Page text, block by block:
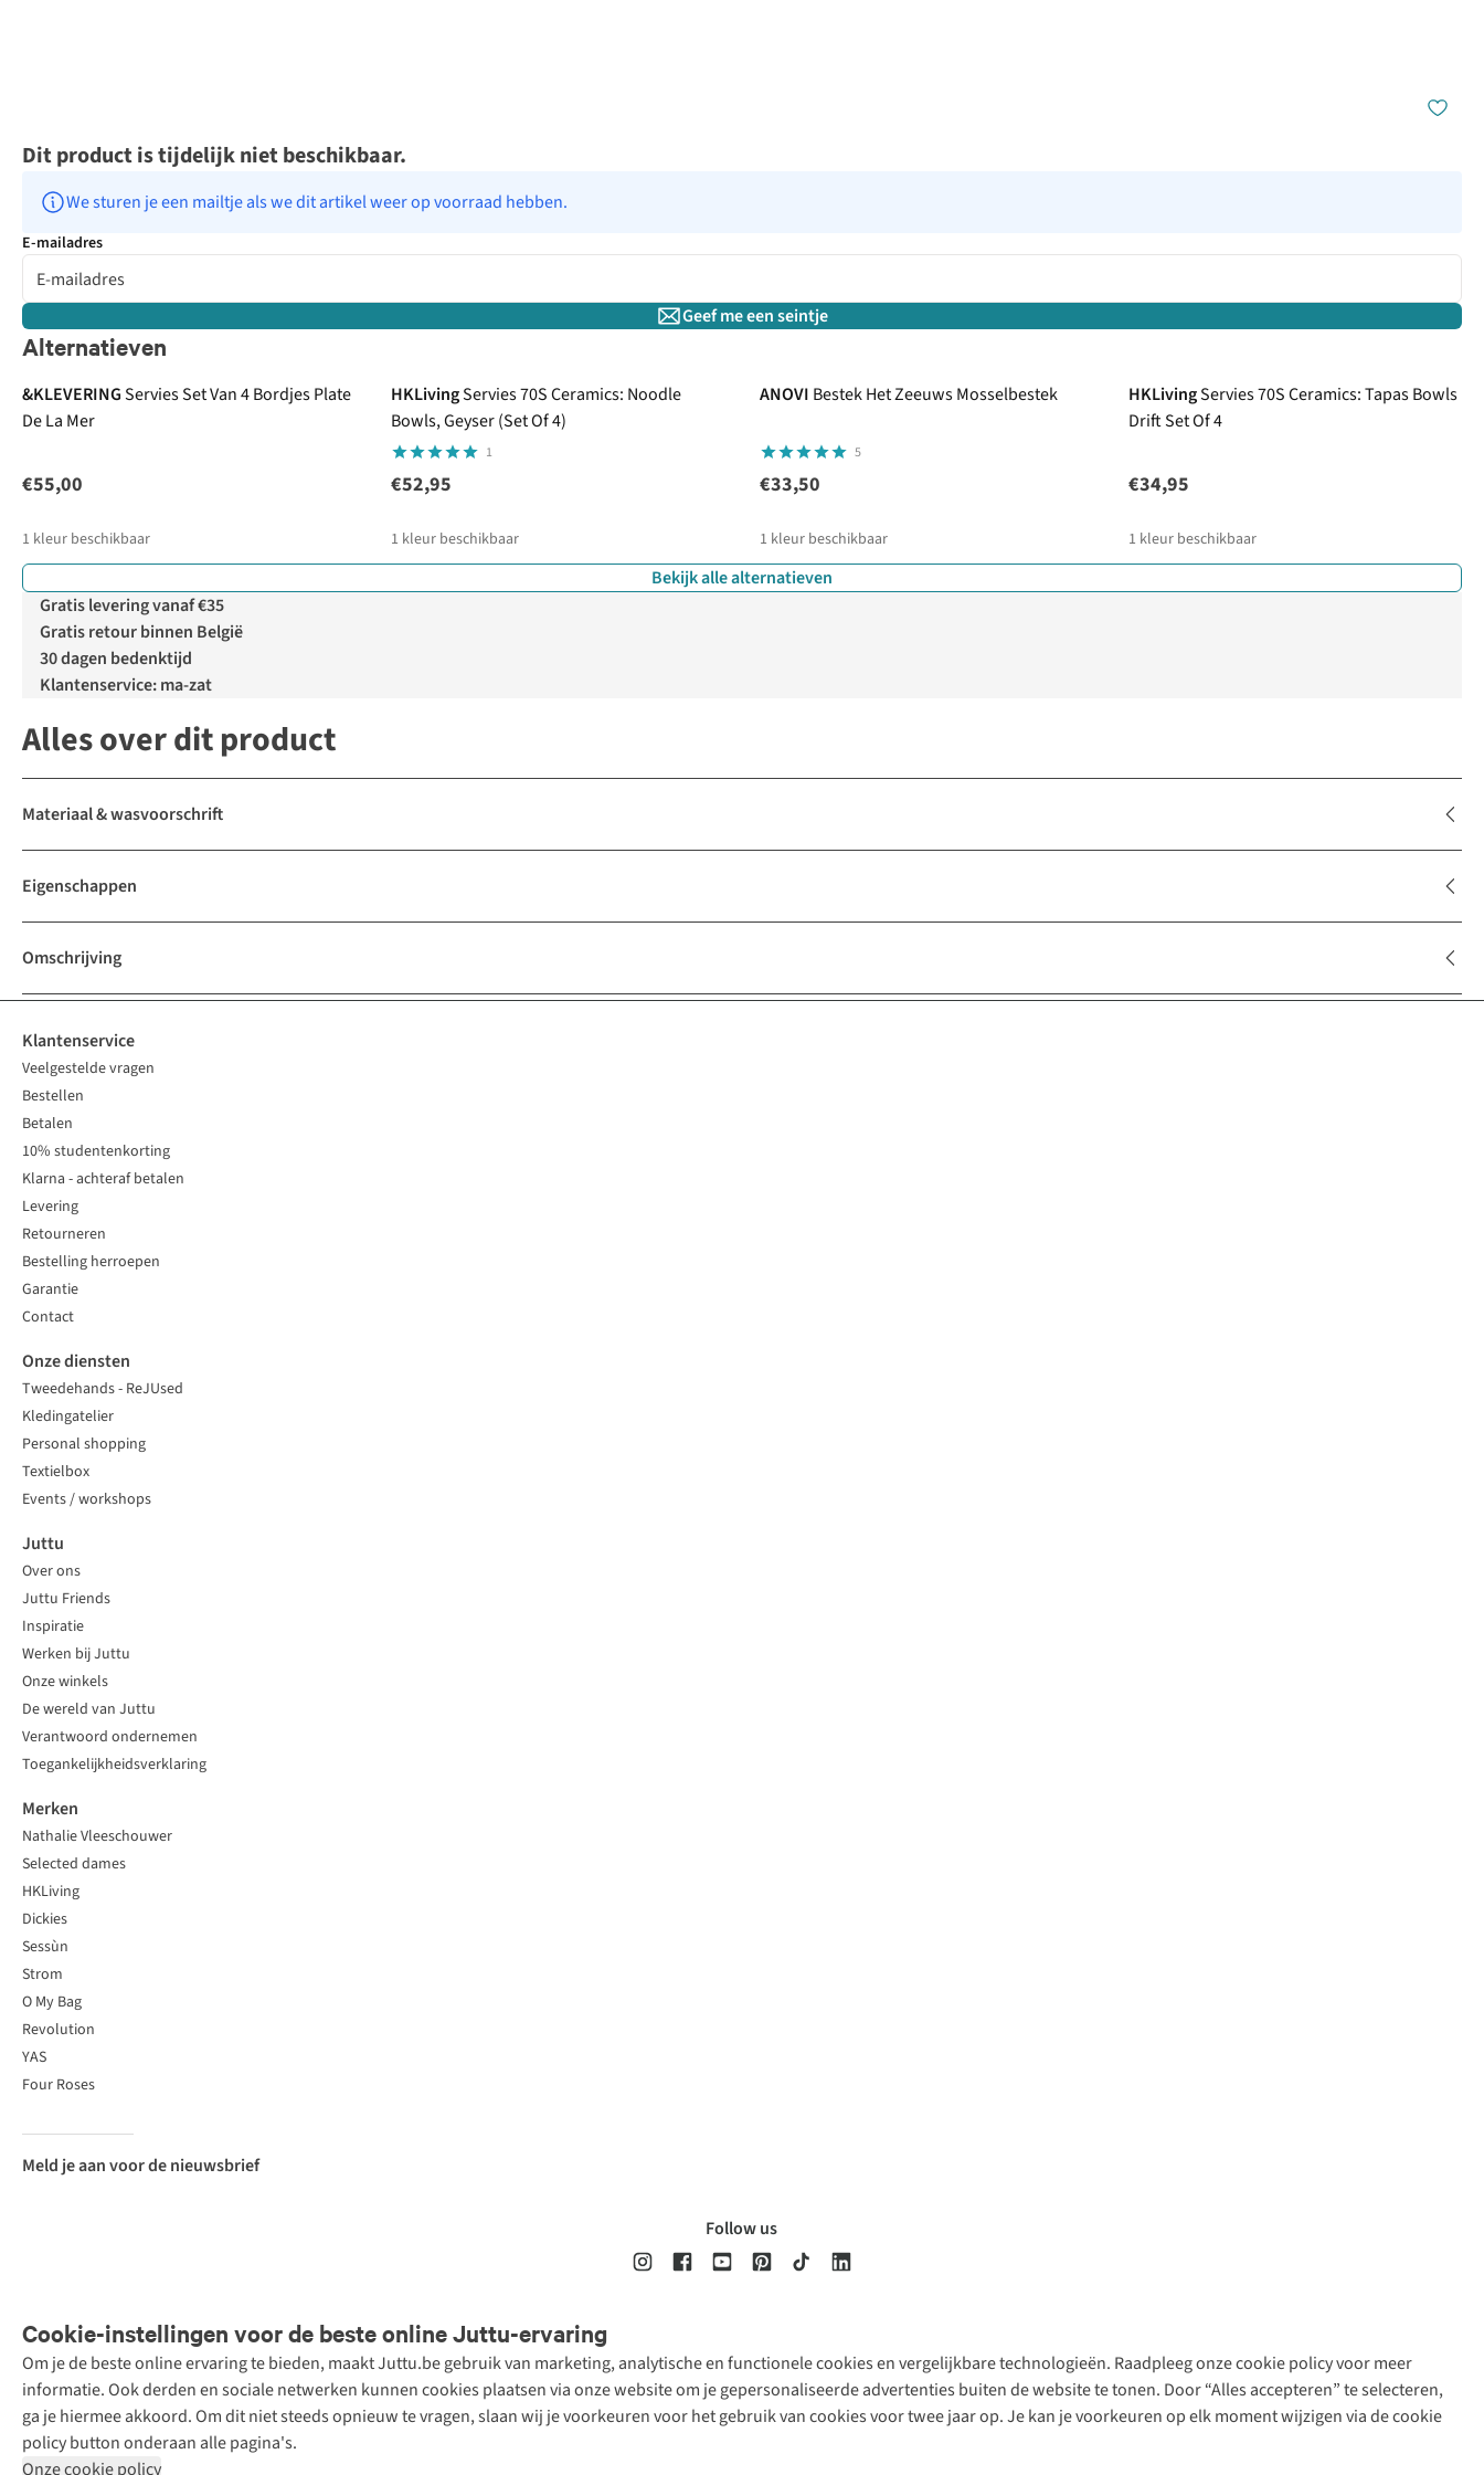
Dit product is tijdelijk niet beschikbaar.
We sturen je een mailtje als we dit artikel weer op voorraad hebben.
E-mailadres
Geef me een seintje
Alternatieven
&KLEVERINGServies Set Van 4 Bordjes Plate
De La Mer
€55,00
1 kleur beschikbaar
HKLivingServies 70S Ceramics: Noodle
Bowls, Geyser (Set Of 4)
1
€52,95
1 kleur beschikbaar
ANOVI Bestek Het Zeeuws Mosselbestek
5
€33,50
1 kleur beschikbaar
HKLivingServies 70S Ceramics: Tapas Bowls
Drift Set Of 4
€34,95
1 kleur beschikbaar
Bekijk alle alternatieven
Gratis levering vanaf €35
Gratis retour binnen België
30 dagen bedenktijd
Klantenservice: ma-zat
Alles over dit product
Materiaal & wasvoorschrift
Eigenschappen
Omschrijving
Cookie-instellingen voor de beste online Juttu-ervaring
Om je de beste online ervaring te bieden, maakt Juttu.be gebruik van marketing, analytische en functionele cookies en vergelijkbare technologieën. Raadpleeg onze cookie policy voor meer
informatie. Ook derden en sociale netwerken kunnen cookies plaatsen via onze website om je gepersonaliseerde advertenties buiten de website te tonen. Door “Alles accepteren” te selecteren,
ga je hiermee akkoord. Om dit niet steeds opnieuw te vragen, slaan wij je voorkeuren voor het gebruik van cookies voor twee jaar op. Je kan je voorkeuren op elk moment wijzigen via de cookie
policy button onderaan alle pagina's.
Onze cookie policy
Klantenservice
Veelgestelde vragen
Bestellen
Betalen
10% studentenkorting
Klarna - achteraf betalen
Levering
Retourneren
Bestelling herroepen
Garantie
Contact
Onze diensten
Tweedehands - ReJUsed
Kledingatelier
Personal shopping
Textielbox
Events / workshops
Juttu
Over ons
Juttu Friends
Inspiratie
Werken bij Juttu
Onze winkels
De wereld van Juttu
Verantwoord ondernemen
Toegankelijkheidsverklaring
Merken
Nathalie Vleeschouwer
Selected dames
HKLiving
Dickies
Sessùn
Strom
O My Bag
Revolution
YAS
Four Roses
Meld je aan voor de nieuwsbrief
Follow us
Disclaimer Privacy Policy
Retail Concepts
N.V.,
Smallandlaan
9, 2660